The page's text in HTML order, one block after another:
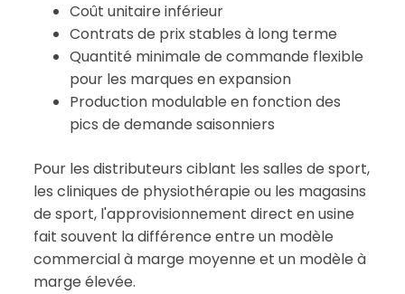
Coût unitaire inférieur
Contrats de prix stables à long terme
Quantité minimale de commande flexible
pour les marques en expansion
Production modulable en fonction des
pics de demande saisonniers
Pour les distributeurs ciblant les salles de sport,
les cliniques de physiothérapie ou les magasins
de sport, l'approvisionnement direct en usine
fait souvent la différence entre un modèle
commercial à marge moyenne et un modèle à
marge élevée.